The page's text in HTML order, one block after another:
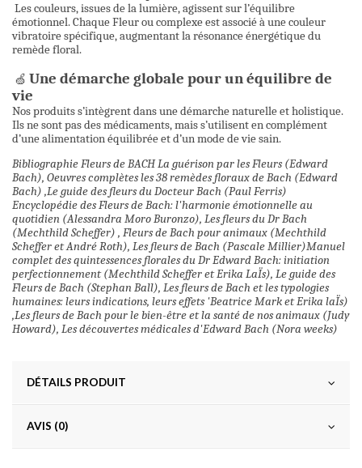
Les couleurs, issues de la lumière, agissent sur l’équilibre
émotionnel. Chaque Fleur ou complexe est associé à une couleur
vibratoire spécifique, augmentant la résonance énergétique du
remède floral.
🍏 Une démarche globale pour un équilibre de
vie
Nos produits s’intègrent dans une démarche naturelle et holistique.
Ils ne sont pas des médicaments, mais s’utilisent en complément
d’une alimentation équilibrée et d’un mode de vie sain.
Bibliographie Fleurs de BACH La guérison par les Fleurs (Edward
Bach), Oeuvres complètes les 38 remèdes floraux de Bach (Edward
Bach) ,Le guide des fleurs du Docteur Bach (Paul Ferris)
Encyclopédie des Fleurs de Bach: l'harmonie émotionnelle au
quotidien (Alessandra Moro Buronzo), Les fleurs du Dr Bach
(Mechthild Scheffer) , Fleurs de Bach pour animaux (Mechthild
Scheffer et André Roth), Les fleurs de Bach (Pascale Millier)Manuel
complet des quintessences florales du Dr Edward Bach: initiation
perfectionnement (Mechthild Scheffer et Erika LaÏs), Le guide des
Fleurs de Bach (Stephan Ball), Les fleurs de Bach et les typologies
humaines: leurs indications, leurs effets 'Beatrice Mark et Erika laÏs)
,Les fleurs de Bach pour le bien-être et la santé de nos animaux (Judy
Howard), Les découvertes médicales d'Edward Bach (Nora weeks)
DÉTAILS PRODUIT
AVIS (0)